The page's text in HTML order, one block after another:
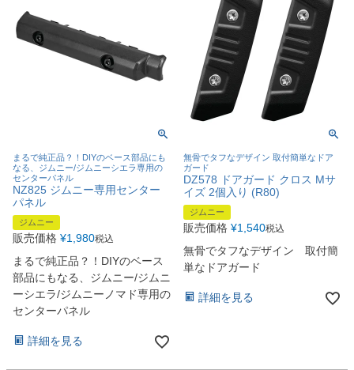
まるで純正品？！DIYのベース部品にも
なる、ジムニー/ジムニーシエラ専用の
センターパネル
NZ825 ジムニー専用センター
パネル
ジムニー
販売価格 ¥1,980税込
まるで純正品？！DIYのベース
部品にもなる、ジムニー/ジムニ
ーシエラ/ジムニーノマド専用の
センターパネル
詳細を見る
無骨でタフなデザイン 取付簡単なドア
ガード
DZ578 ドアガード クロス Mサ
イズ 2個入り (R80)
ジムニー
販売価格 ¥1,540税込
無骨でタフなデザイン 取付簡
単なドアガード
詳細を見る